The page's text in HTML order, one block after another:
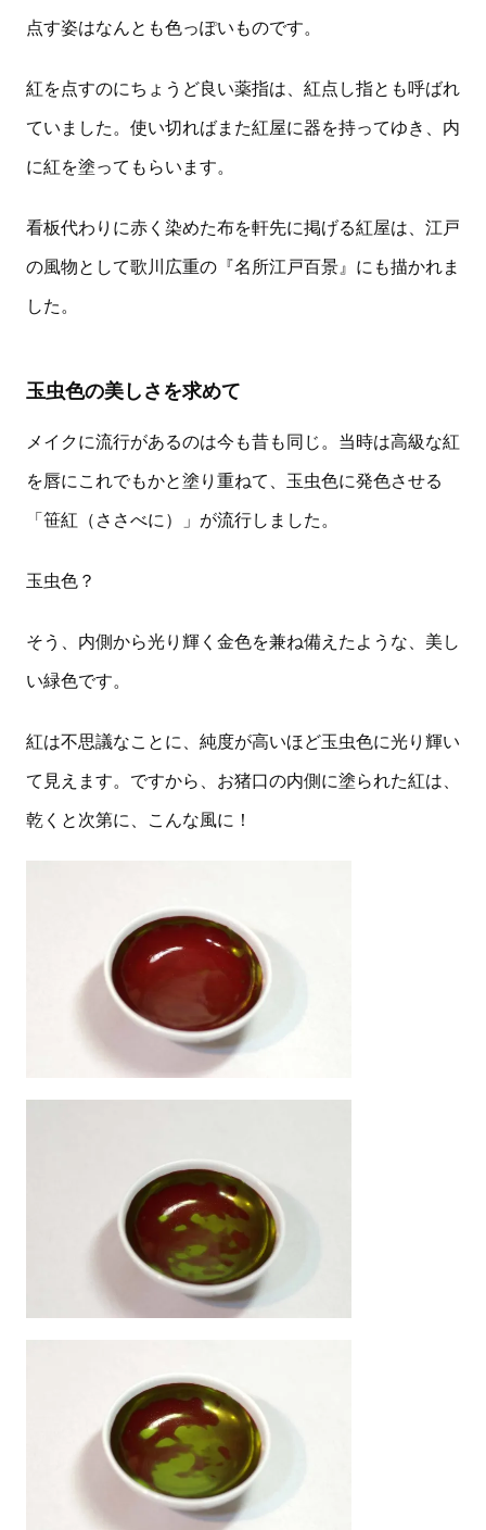
点す姿はなんとも色っぽいものです。
紅を点すのにちょうど良い薬指は、紅点し指とも呼ばれ
ていました。使い切ればまた紅屋に器を持ってゆき、内
に紅を塗ってもらいます。
看板代わりに赤く染めた布を軒先に掲げる紅屋は、江戸
の風物として歌川広重の『名所江戸百景』にも描かれま
した。
玉虫色の美しさを求めて
メイクに流行があるのは今も昔も同じ。当時は高級な紅
を唇にこれでもかと塗り重ねて、玉虫色に発色させる
「笹紅（ささべに）」が流行しました。
玉虫色？
そう、内側から光り輝く金色を兼ね備えたような、美し
い緑色です。
紅は不思議なことに、純度が高いほど玉虫色に光り輝い
て見えます。ですから、お猪口の内側に塗られた紅は、
乾くと次第に、こんな風に！